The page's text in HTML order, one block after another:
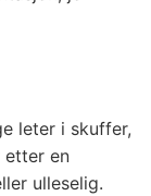
leter i skuffer,
etter en
ulleselig.